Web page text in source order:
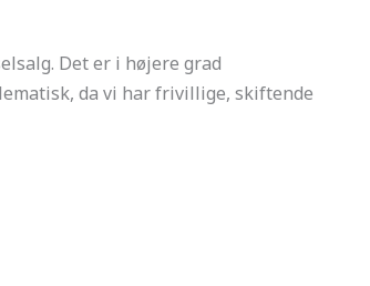
Det er i højere grad
da vi har frivillige, skiftende